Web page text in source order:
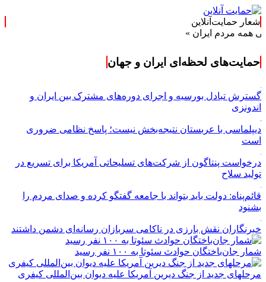
شعار حمایت‌آنلاین
ایران »
حمایت‌های لحظه‌ای ایران و جهان
گسترش تبادل بورسیه و اجرای دوره‌های مشترک بین ایران و
اندونزی
دیپلماسی با عربستان نتیجه‌بخش نیست؛ پاسخ نظامی ضروری
است
درخواست پنتاگون از شرکت‌های تسلیحاتی آمریکا برای تسریع در
تولید سلاح
قائم‌پناه: دولت باید بتواند با جامعه گفتگو کرده و صدای مردم را
بشنود
خبرنگاران نقش بارزی در ناکامی سربازان رسانه‌ای دشمن داشتند
شمار جان‌باختگان حوادث سئوتا به ۱۰۰ نفر رسید
مرحله‎ای جدید از جنگ دیرین آمریکا علیه دیوان بین‌المللی کیفری